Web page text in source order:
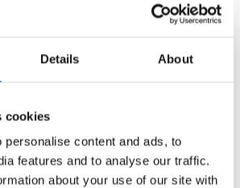
Details About
cookies
personalise content and ads, to
features and to analyse our traffic.
about your use of our site with
gång jag skriver en kommentar.
för småföretagare